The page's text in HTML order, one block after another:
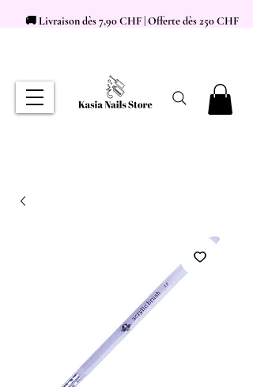
🚚 Livraison dès 7,90 CHF | Offerte dès 250 CHF